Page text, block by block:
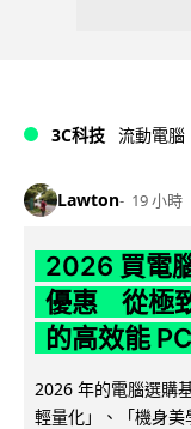
3C科技 流動電腦
Lawton 19 小時
2026 買電
優惠 從極
的高效能 PC
2026 年的電腦選購
輕量化」、「機身